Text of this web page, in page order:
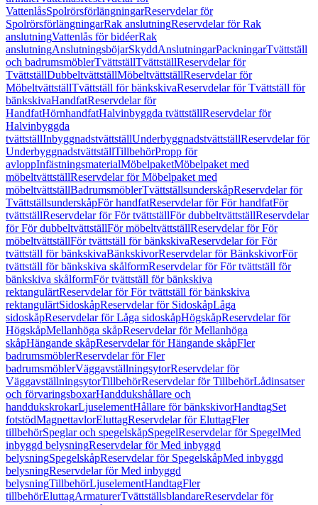
VattenlåsSpolrörsförlängningarReservdelar för
SpolrörsförlängningarRak anslutningReservdelar för Rak
anslutningVattenlås för bidéerRak
anslutningAnslutningsböjarSkyddAnslutningarPackningarTvättställ
och badrumsmöblerTvättställTvättställReservdelar för
TvättställDubbeltvättställMöbeltvättställReservdelar för
MöbeltvättställTvättställ för bänkskivaReservdelar för Tvättställ för
bänkskivaHandfatReservdelar för
HandfatHörnhandfatHalvinbyggda tvättställReservdelar för
Halvinbyggda
tvättställInbyggnadstvättställUnderbyggnadstvättställReservdelar för
UnderbyggnadstvättställTillbehörPropp för
avloppInfästningsmaterialMöbelpaketMöbelpaket med
möbeltvättställReservdelar för Möbelpaket med
möbeltvättställBadrumsmöblerTvättställsunderskåpReservdelar för
TvättställsunderskåpFör handfatReservdelar för För handfatFör
tvättställReservdelar för För tvättställFör dubbeltvättställReservdelar
för För dubbeltvättställFör möbeltvättställReservdelar för För
möbeltvättställFör tvättställ för bänkskivaReservdelar för För
tvättställ för bänkskivaBänkskivorReservdelar för BänkskivorFör
tvättställ för bänkskiva skålformReservdelar för För tvättställ för
bänkskiva skålformFör tvättställ för bänkskiva
rektangulärtReservdelar för För tvättställ för bänkskiva
rektangulärtSidoskåpReservdelar för SidoskåpLåga
sidoskåpReservdelar för Låga sidoskåpHögskåpReservdelar för
HögskåpMellanhöga skåpReservdelar för Mellanhöga
skåpHängande skåpReservdelar för Hängande skåpFler
badrumsmöblerReservdelar för Fler
badrumsmöblerVäggavställningsytorReservdelar för
VäggavställningsytorTillbehörReservdelar för TillbehörLådinsatser
och förvaringsboxarHanddukshållare och
handdukskrokarLjuselementHållare för bänkskivorHandtagSet
fotstödMagnettavlorEluttagReservdelar för EluttagFler
tillbehörSpeglar och spegelskåpSpegelReservdelar för SpegelMed
inbyggd belysningReservdelar för Med inbyggd
belysningSpegelskåpReservdelar för SpegelskåpMed inbyggd
belysningReservdelar för Med inbyggd
belysningTillbehörLjuselementHandtagFler
tillbehörEluttagArmaturerTvättställsblandareReservdelar för